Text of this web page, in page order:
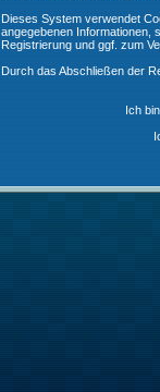
Dieses System verwendet
angegebenen Informationen,
Registrierung und ggf. zum
Durch das Abschließen der
Ich